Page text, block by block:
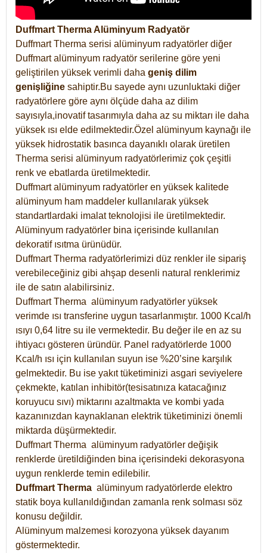
Duffmart Therma Alüminyum Radyatör
Duffmart Therma serisi alüminyum radyatörler diğer
Duffmart alüminyum radyatör serilerine göre yeni
geliştirilen yüksek verimli daha geniş dilim
genişliğine sahiptir.Bu sayede aynı uzunluktaki diğer
radyatörlere göre aynı ölçüde daha az dilim
sayısıyla,inovatif tasarımıyla daha az su miktarı ile daha
yüksek ısı elde edilmektedir.Özel alüminyum kaynağı ile
yüksek hidrostatik basınca dayanıklı olarak üretilen
Therma serisi alüminyum radyatörlerimiz çok çeşitli
renk ve ebatlarda üretilmektedir.
Duffmart alüminyum radyatörler en yüksek kalitede
alüminyum ham maddeler kullanılarak yüksek
standartlardaki imalat teknolojisi ile üretilmektedir.
Alüminyum radyatörler bina içerisinde kullanılan
dekoratif ısıtma ürünüdür.
Duffmart Therma radyatörlerimizi düz renkler ile sipariş
verebileceğiniz gibi ahşap desenli natural renklerimiz
ile de satın alabilirsiniz.
Duffmart Therma alüminyum radyatörler yüksek
verimde ısı transferine uygun tasarlanmıştır. 1000 Kcal/h
ısıyı 0,64 litre su ile vermektedir. Bu değer ile en az su
ihtiyacı gösteren üründür. Panel radyatörlerde 1000
Kcal/h ısı için kullanılan suyun ise %20’sine karşılık
gelmektedir. Bu ise yakıt tüketiminizi asgari seviyelere
çekmekte, katılan inhibitör(tesisatınıza katacağınız
koruyucu sıvı) miktarını azaltmakta ve kombi yada
kazanınızdan kaynaklanan elektrik tüketiminizi önemli
miktarda düşürmektedir.
Duffmart Therma alüminyum radyatörler değişik
renklerde üretildiğinden bina içerisindeki dekorasyona
uygun renklerde temin edilebilir.
Duffmart Therma alüminyum radyatörlerde elektro
statik boya kullanıldığından zamanla renk solması söz
konusu değildir.
Alüminyum malzemesi korozyona yüksek dayanım
göstermektedir.